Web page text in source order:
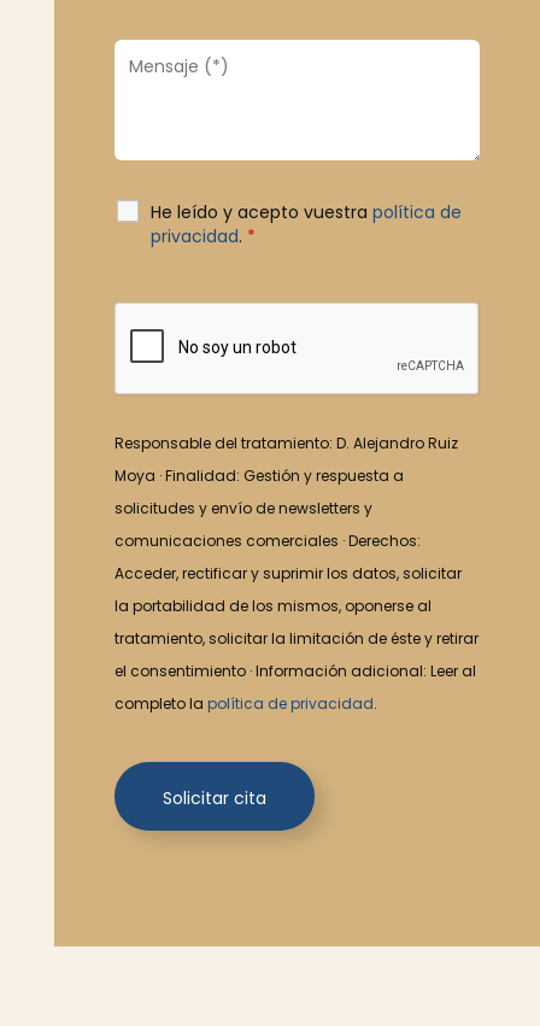
He leído y acepto vuestrapolítica de
privacidad. *
Responsable del tratamiento: D. Alejandro Ruiz
Moya · Finalidad: Gestión y respuesta a
solicitudes y envío de newsletters y
comunicaciones comerciales · Derechos:
Acceder, rectificar y suprimir los datos, solicitar
la portabilidad de los mismos, oponerse al
tratamiento, solicitar la limitación de éste y retirar
el consentimiento · Información adicional: Leer al
completo lapolítica de privacidad.